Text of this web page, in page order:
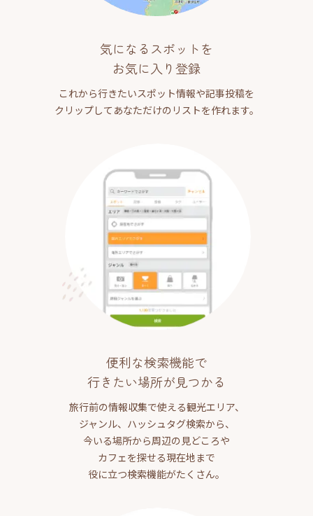
気になるスポットを
お気に入り登録
これから行きたいスポット情報や記事投稿を
クリップしてあなただけのリストを作れます。
便利な検索機能で
行きたい場所が見つかる
旅行前の情報収集で使える観光エリア、
ジャンル、ハッシュタグ検索から、
今いる場所から周辺の見どころや
カフェを探せる現在地まで
役に立つ検索機能がたくさん。